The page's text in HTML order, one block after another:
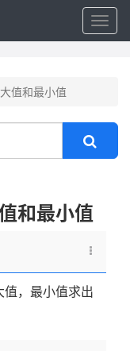
值和最小值
和最小值
，最小值求出